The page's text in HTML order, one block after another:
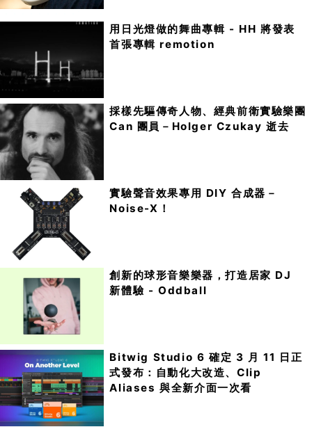
用日光燈做的舞曲專輯 - HH 將發表
首張專輯 remotion
採樣先驅傳奇人物、經典前衛實驗樂團
Can 團員－Holger Czukay 逝去
實驗聲音效果專用 DIY 合成器－
Noise-X！
創新的球形音樂樂器，打造居家 DJ
新體驗 - Oddball
Bitwig Studio 6 確定 3 月 11 日正
式發布：自動化大改造、Clip
Aliases 與全新介面一次看